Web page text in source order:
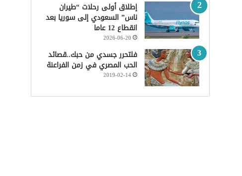
إطلاق أولى رحلات “طيران
ناس” السعودي إلى سوريا بعد
انقطاع 12 عاما
2026-06-20
فلتحرر جسدي من حبك..قصائد
الحب المصري في زمن الفراعنة
2019-02-14